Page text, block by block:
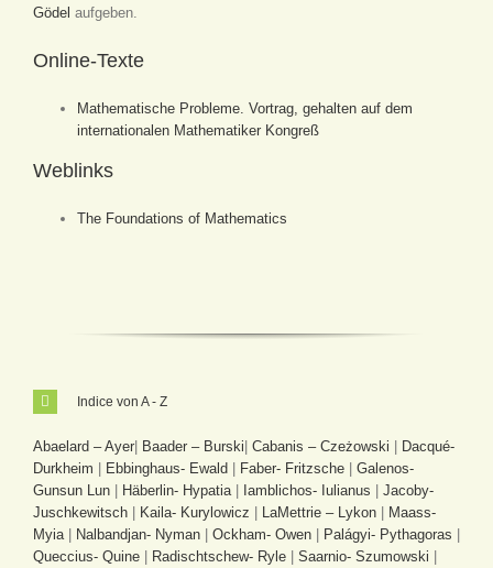
Gödel aufgeben.
Online-Texte
Mathematische Probleme. Vortrag, gehalten auf dem
internationalen Mathematiker Kongreß
Weblinks
The Foundations of Mathematics
Indice von A - Z
Abaelard – Ayer Baader – Burski Cabanis – Czeżowski
Dacqué-
Durkheim
Ebbinghaus- Ewald Faber- Fritzsche
Galenos-
Gunsun Lun
Häberlin- Hypatia Iamblichos- Iulianus
Jacoby-
Juschkewitsch
Kaila- Kurylowicz LaMettrie – Lykon
Maass-
Myia
Nalbandjan- Nyman Ockham- Owen Palágyi- Pythagoras
Queccius- Quine
Radischtschew- Ryle Saarnio- Szumowski